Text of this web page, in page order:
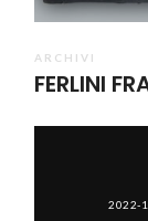
ARCHIVI
FERLINI
2022-